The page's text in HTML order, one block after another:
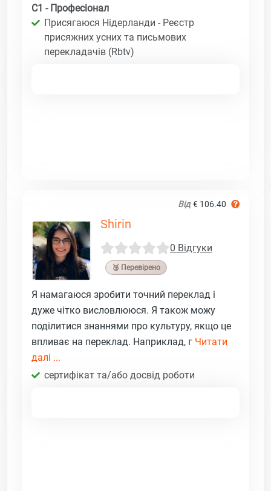
C1 - Професіонал
Присягаюся Нідерланди - Реєстр
присяжних усних та письмових
перекладачів (Rbtv)
Від € 106.40
Shirin
0 Відгуки
🥉 Перевірено
Я намагаюся зробити точний переклад і
дуже чітко висловлююся. Я також можу
поділитися знаннями про культуру, якщо це
впливає на переклад. Наприклад, г Читати
далі ...
сертифікат та/або досвід роботи